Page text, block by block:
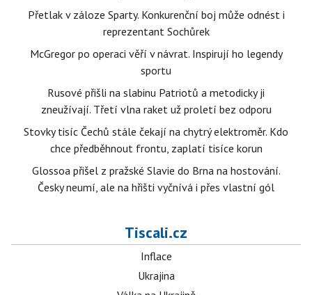
Přetlak v záloze Sparty. Konkurenční boj může odnést i
reprezentant Sochůrek
McGregor po operaci věří v návrat. Inspirují ho legendy
sportu
Rusové přišli na slabinu Patriotů a metodicky ji
zneužívají. Třetí vlna raket už proletí bez odporu
Stovky tisíc Čechů stále čekají na chytrý elektroměr. Kdo
chce předběhnout frontu, zaplatí tisíce korun
Glossoa přišel z pražské Slavie do Brna na hostování.
Česky neumí, ale na hřišti vyčnívá i přes vlastní gól
Tiscali.cz
Inflace
Ukrajina